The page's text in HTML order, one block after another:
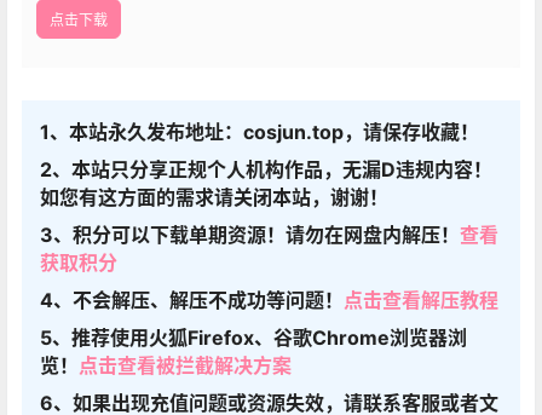
点击下载
1、本站永久发布地址：cosjun.top，请保存收藏！
2、本站只分享正规个人机构作品，无漏D违规内容！
如您有这方面的需求请关闭本站，谢谢！
3、积分可以下载单期资源！请勿在网盘内解压！ 查看
获取积分
4、不会解压、解压不成功等问题！ 点击查看解压教程
5、推荐使用火狐Firefox、谷歌Chrome浏览器浏
览！ 点击查看被拦截解决方案
6、如果出现充值问题或资源失效，请联系客服或者文